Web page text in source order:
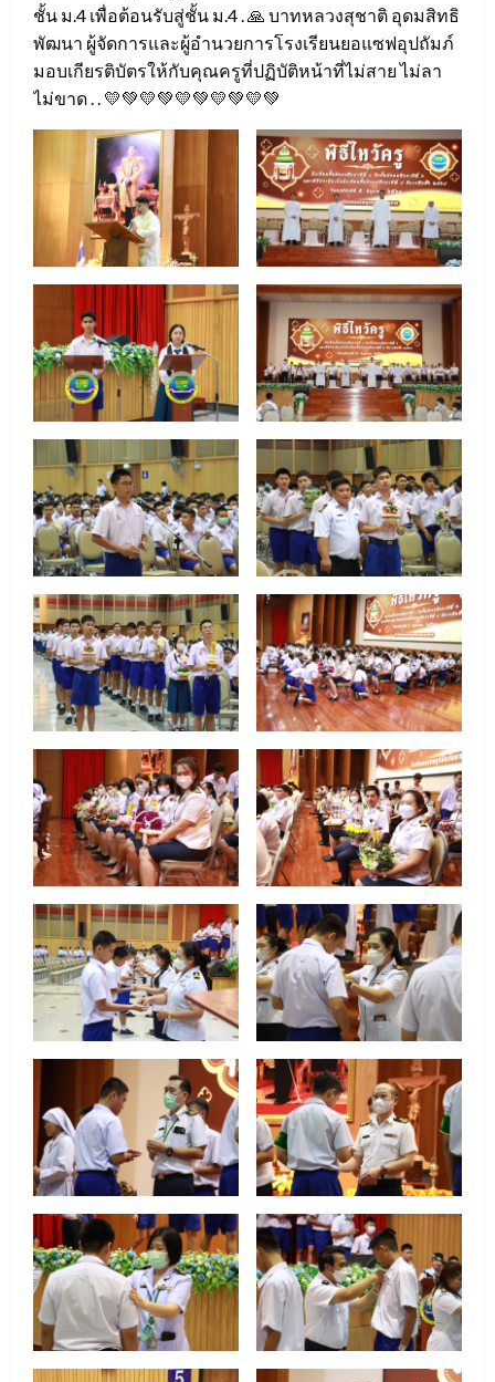
ชั้น ม.4 เพื่อต้อนรับสู่ชั้น ม.4 . 🙏 บาทหลวงสุชาติ อุดมสิทธิ
พัฒนา ผู้จัดการและผู้อำนวยการโรงเรียนยอแซฟอุปถัมภ์
มอบเกียรติบัตรให้กับคุณครูที่ปฏิบัติหน้าที่ไม่สาย ไม่ลา
ไม่ขาด . . 💛💚💛💚💛💚💛💚💛💚